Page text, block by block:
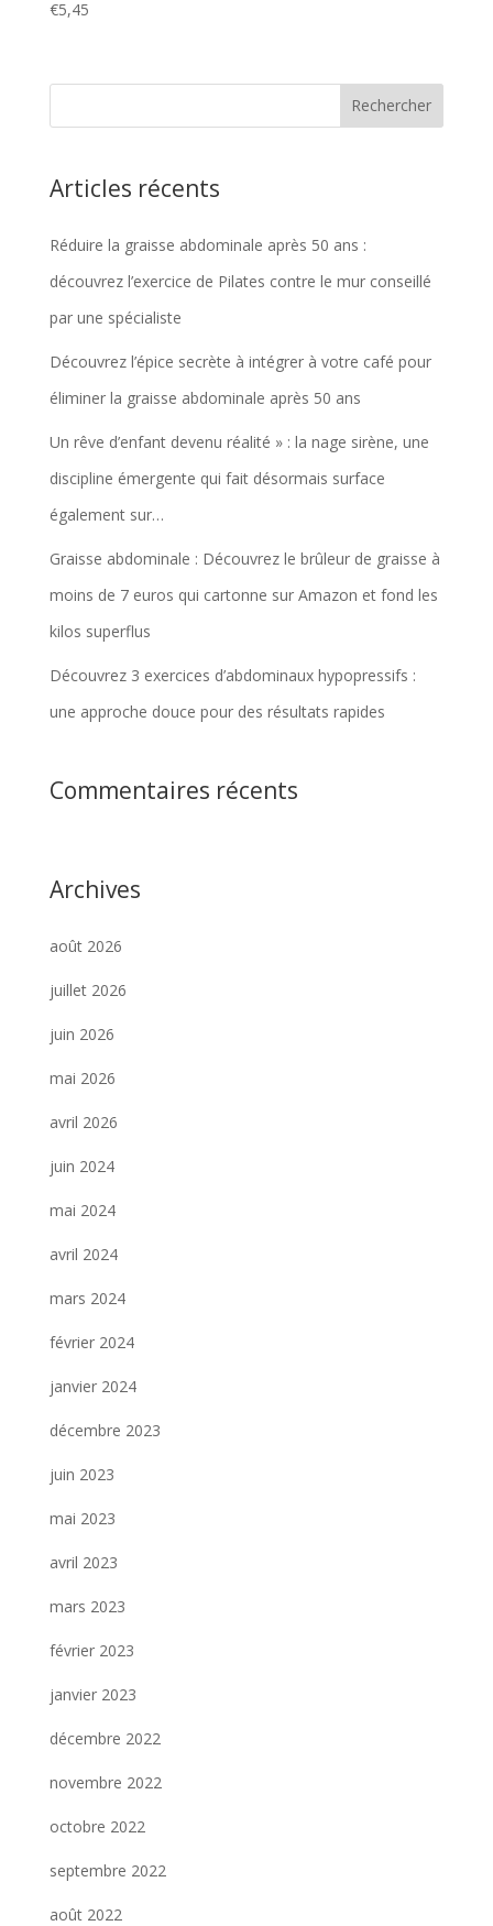
€5,45
Articles récents
Réduire la graisse abdominale après 50 ans :
découvrez l’exercice de Pilates contre le mur conseillé
par une spécialiste
Découvrez l’épice secrète à intégrer à votre café pour
éliminer la graisse abdominale après 50 ans
Un rêve d’enfant devenu réalité » : la nage sirène, une
discipline émergente qui fait désormais surface
également sur…
Graisse abdominale : Découvrez le brûleur de graisse à
moins de 7 euros qui cartonne sur Amazon et fond les
kilos superflus
Découvrez 3 exercices d’abdominaux hypopressifs :
une approche douce pour des résultats rapides
Commentaires récents
Archives
août 2026
juillet 2026
juin 2026
mai 2026
avril 2026
juin 2024
mai 2024
avril 2024
mars 2024
février 2024
janvier 2024
décembre 2023
juin 2023
mai 2023
avril 2023
mars 2023
février 2023
janvier 2023
décembre 2022
novembre 2022
octobre 2022
septembre 2022
août 2022